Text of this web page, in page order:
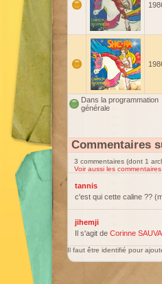
Dans la programmation
générale
Commentaires
3 commentaires (dont 1
Voir aussi les
tannis
c'est qui cette caline ??
jihemji
Il s'agit de Corinne
Il faut être identifié pour